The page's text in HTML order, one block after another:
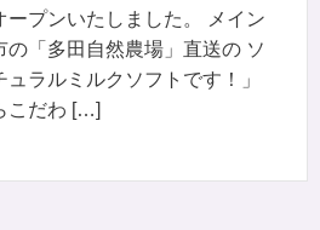
ープンいたしました。 メイン
「多田自然農場」直送の ソ
ラルミルクソフトです！」
こだわ […]